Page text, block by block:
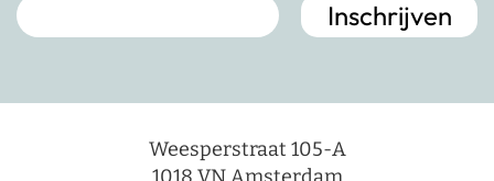
Weesperstraat 105-A